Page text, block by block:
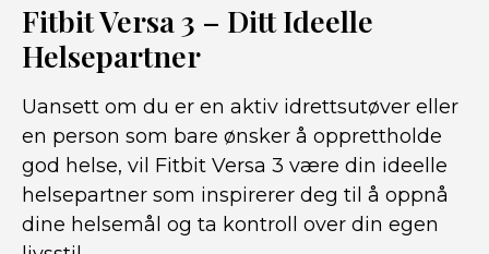
Fitbit Versa 3 – Ditt Ideelle
Helsepartner
Uansett om du er en aktiv idrettsutøver eller
en person som bare ønsker å opprettholde
god helse, vil Fitbit Versa 3 være din ideelle
helsepartner som inspirerer deg til å oppnå
dine helsemål og ta kontroll over din egen